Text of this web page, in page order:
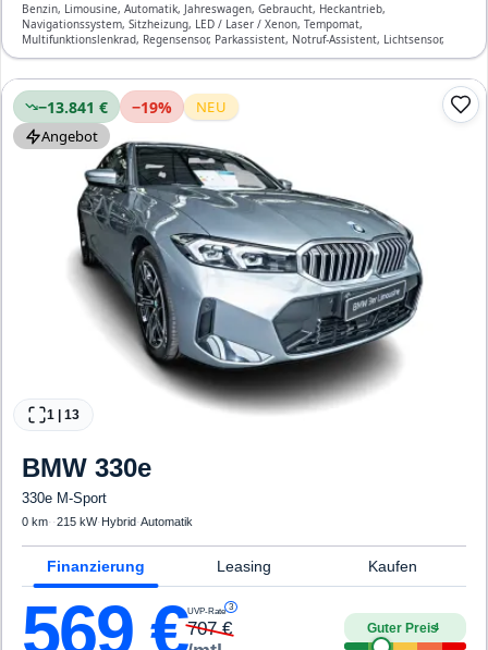
Benzin, Limousine, Automatik, Jahreswagen, Gebraucht, Heckantrieb,
Navigationssystem, Sitzheizung, LED / Laser / Xenon, Tempomat,
Multifunktionslenkrad, Regensensor, Parkassistent, Notruf-Assistent, Lichtsensor,
Head Up Display, Start/Stopp-Automatik, Bluetooth, Freisprecheinrichtung,
−13.841 € −19%
NEU
Angebot
1 13
BMW 330e
330e M-Sport
0 km· ·215 kW· Hybrid·Automatik
Finanzierung Leasing Kaufen
569 €UVP-Rate 3
707€ Guter Preis4